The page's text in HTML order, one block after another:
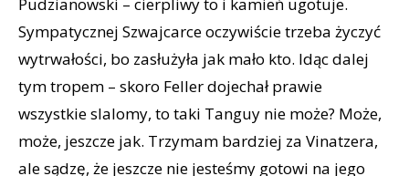
Sympatycznej Szwajcarce oczywiście trzeba życzyć
wytrwałości, bo zasłużyła jak mało kto. Idąc dalej
tym tropem – skoro Feller dojechał prawie
wszystkie slalomy, to taki Tanguy nie może? Może,
może, jeszcze jak. Trzymam bardziej za Vinatzera,
ale sądzę, że jeszcze nie jesteśmy gotowi na jego